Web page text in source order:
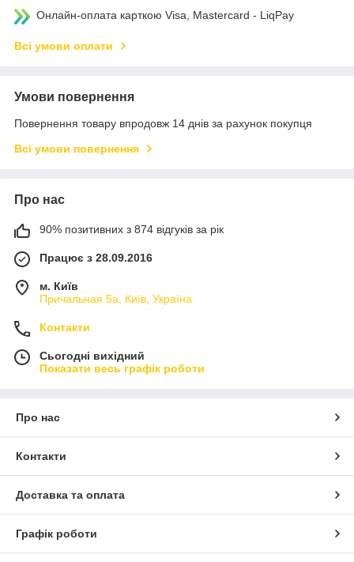
Онлайн-оплата карткою Visa, Mastercard - LiqPay
Всі умови оплати
Умови повернення
Повернення товару впродовж 14 днів за рахунок покупця
Всі умови повернення
Про нас
90% позитивних з 874 відгуків за рік
Працює з 28.09.2016
м. Київ
Причальная 5а, Київ, Україна
Контакти
Сьогодні вихідний
Показати весь графік роботи
Про нас
Контакти
Доставка та оплата
Графік роботи